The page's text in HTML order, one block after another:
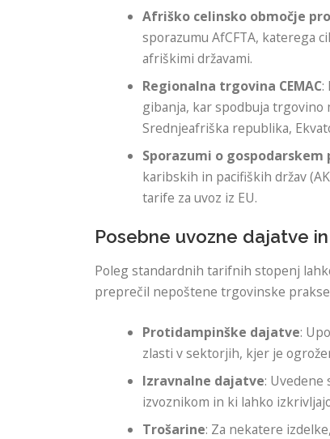
Afriško celinsko območje
sporazumu AfCFTA, katerega
afriškimi državami.
Regionalna trgovina CEMAC:
gibanja, kar spodbuja trgovino
Srednjeafriška republika,
Sporazumi o gospodarskem
karibskih in pacifiških držav
tarife za uvoz iz EU.
Posebne uvozne dajatve
Poleg standardnih tarifnih stopenj
preprečil nepoštene trgovinske prakse
Protidampinške dajatve:
zlasti v sektorjih, kjer je
Izravnalne dajatve: Uvedene
izvoznikom in ki lahko
Trošarine: Za nekatere